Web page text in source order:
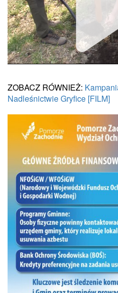
ZOBACZ RÓWNIEŻ:
Nadleśnictwie Gryfice [FILM]